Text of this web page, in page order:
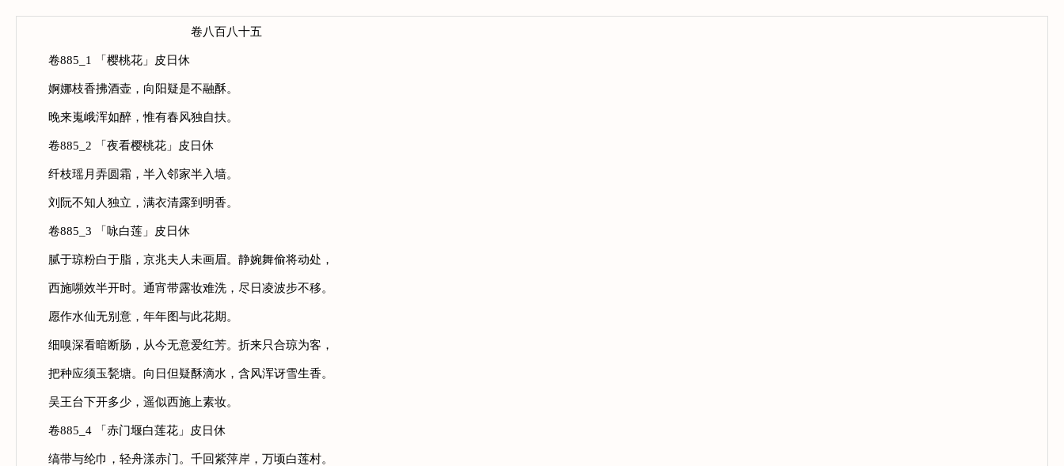
卷八百八十五
卷885_1 「樱桃花」皮日休
婀娜枝香拂酒壶，向阳疑是不融酥。
晚来嵬峨浑如醉，惟有春风独自扶。
卷885_2 「夜看樱桃花」皮日休
纤枝瑶月弄圆霜，半入邻家半入墙。
刘阮不知人独立，满衣清露到明香。
卷885_3 「咏白莲」皮日休
腻于琼粉白于脂，京兆夫人未画眉。静婉舞偷将动处，
西施嚬效半开时。通宵带露妆难洗，尽日凌波步不移。
愿作水仙无别意，年年图与此花期。
细嗅深看暗断肠，从今无意爱红芳。折来只合琼为客，
把种应须玉甃塘。向日但疑酥滴水，含风浑讶雪生香。
吴王台下开多少，遥似西施上素妆。
卷885_4 「赤门堰白莲花」皮日休
缟带与纶巾，轻舟漾赤门。千回紫萍岸，万顷白莲村。